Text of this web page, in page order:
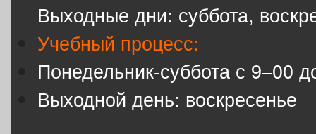
Выходные дни: суббота,
Учебный процесс:
Понедельник-суббота с 9–00
Выходной день: воскресенье